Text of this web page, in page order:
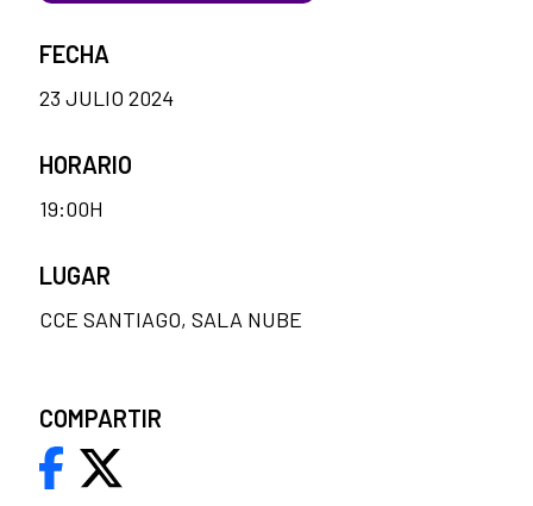
FECHA
23 JULIO 2024
HORARIO
19:00H
LUGAR
CCE SANTIAGO, SALA NUBE
COMPARTIR